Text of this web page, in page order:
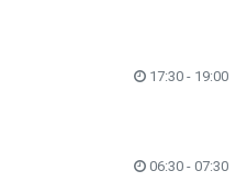
17:30 - 19:00
06:30 - 07:30